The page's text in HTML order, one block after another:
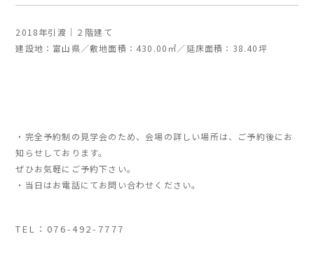
2018年引渡｜２階建て
建設地：富山県／敷地面積：430.00㎡／延床面積：38.40坪
・完全予約制の見学会のため、会場の詳しい場所は、ご予約後にお
知らせしております。
ぜひお気軽にご予約下さい。
・当日はお電話にてお問い合わせください。
TEL：076-492-7777